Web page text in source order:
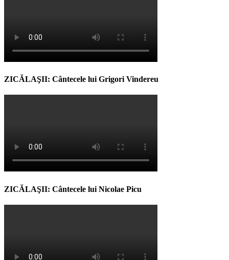
ZICĂLAŞII: Cântecele lui Grigori Vindereu
ZICĂLAŞII: Cântecele lui Nicolae Picu